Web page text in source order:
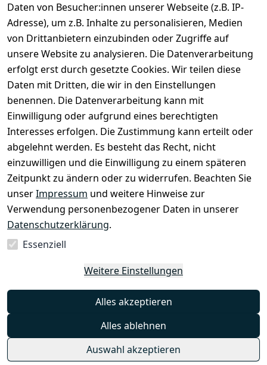
Daten von Besucher:innen unserer Webseite (z.B. IP-
Adresse), um z.B. Inhalte zu personalisieren, Medien
von Drittanbietern einzubinden oder Zugriffe auf
unsere Website zu analysieren. Die Datenverarbeitung
erfolgt erst durch gesetzte Cookies. Wir teilen diese
Daten mit Dritten, die wir in den Einstellungen
benennen. Die Datenverarbeitung kann mit
Einwilligung oder aufgrund eines berechtigten
Interesses erfolgen. Die Zustimmung kann erteilt oder
abgelehnt werden. Es besteht das Recht, nicht
einzuwilligen und die Einwilligung zu einem späteren
Zeitpunkt zu ändern oder zu widerrufen. Beachten Sie
unserImpressum und weitere Hinweise zur
Verwendung personenbezogener Daten in unserer
Datenschutzerklärung.
Essenziell
Weitere Einstellungen
Alles akzeptieren
Alles ablehnen
Auswahl akzeptieren
Impressum
Datenschutze
rklärung
Widerrufsrec
ht
Kundenservic
e
Zahlung &
Versand
Batteriegeset
z
Newsletter
Unsere
Partner
FAQ
Kontakt
+49
Mail:
info@select
Unter den
Weingärten 42
63546
Hammersbach
selected-lights
selected-
© 2026 selected-lights